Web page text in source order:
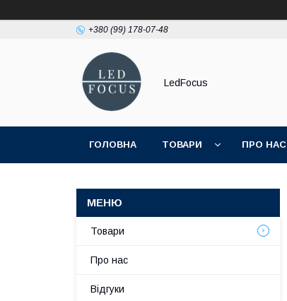
+380 (99) 178-07-48
LedFocus
ГОЛОВНА ТОВАРИ ПРО НАС
Товари
Про нас
Відгуки